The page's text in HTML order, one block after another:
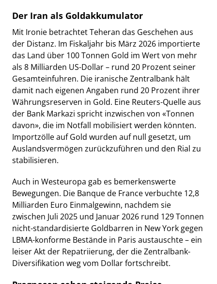
Der Iran als Goldakkumulator
Mit Ironie betrachtet Teheran das Geschehen aus
der Distanz. Im Fiskaljahr bis März 2026 importierte
das Land über 100 Tonnen Gold im Wert von mehr
als 8 Milliarden US-Dollar – rund 20 Prozent seiner
Gesamteinfuhren. Die iranische Zentralbank hält
damit nach eigenen Angaben rund 20 Prozent ihrer
Währungsreserven in Gold. Eine Reuters-Quelle aus
der Bank Markazi spricht inzwischen von «Tonnen
davon», die im Notfall mobilisiert werden könnten.
Importzölle auf Gold wurden auf null gesetzt, um
Auslandsvermögen zurückzuführen und den Rial zu
stabilisieren.
Auch in Westeuropa gab es bemerkenswerte
Bewegungen. Die Banque de France verbuchte 12,8
Milliarden Euro Einmalgewinn, nachdem sie
zwischen Juli 2025 und Januar 2026 rund 129 Tonnen
nicht-standardisierte Goldbarren in New York gegen
LBMA-konforme Bestände in Paris austauschte – ein
leiser Akt der Repatriierung, der die Zentralbank-
Diversifikation weg vom Dollar fortschreibt.